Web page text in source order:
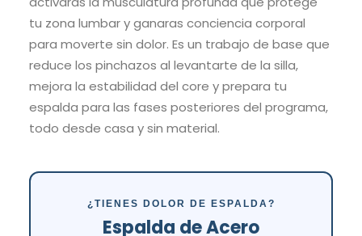
tu zona lumbar y ganaras conciencia corporal
para moverte sin dolor. Es un trabajo de base que
reduce los pinchazos al levantarte de la silla,
mejora la estabilidad del core y prepara tu
espalda para las fases posteriores del programa,
todo desde casa y sin material.
¿TIENES DOLOR DE ESPALDA?
Espalda de Acero